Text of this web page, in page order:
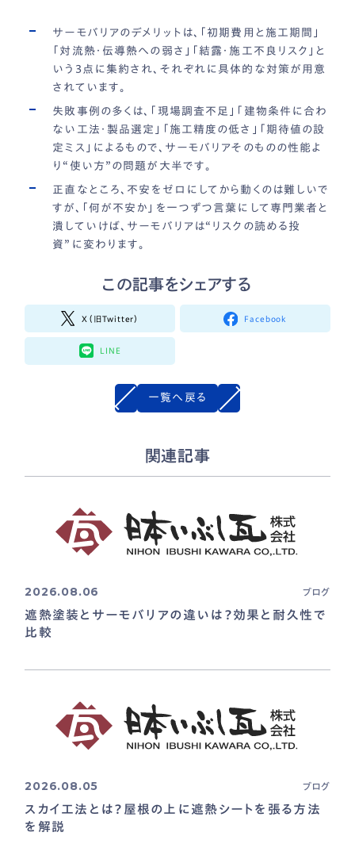
サーモバリアのデメリットは、「初期費用と施工期間」
「対流熱・伝導熱への弱さ」「結露・施工不良リスク」と
いう3点に集約され、それぞれに具体的な対策が用意
されています。
失敗事例の多くは、「現場調査不足」「建物条件に合わ
ない工法・製品選定」「施工精度の低さ」「期待値の設
定ミス」によるもので、サーモバリアそのものの性能よ
り“使い方”の問題が大半です。
正直なところ、不安をゼロにしてから動くのは難しいで
すが、「何が不安か」を一つずつ言葉にして専門業者と
潰していけば、サーモバリアは“リスクの読める投
資”に変わります。
この記事をシェアする
X（旧Twitter） Facebook
LINE
一覧へ戻る
関連記事
2026.08.06 ブログ
遮熱塗装とサーモバリアの違いは？効果と耐久性で
比較
2026.08.05 ブログ
スカイ工法とは？屋根の上に遮熱シートを張る方法
を解説